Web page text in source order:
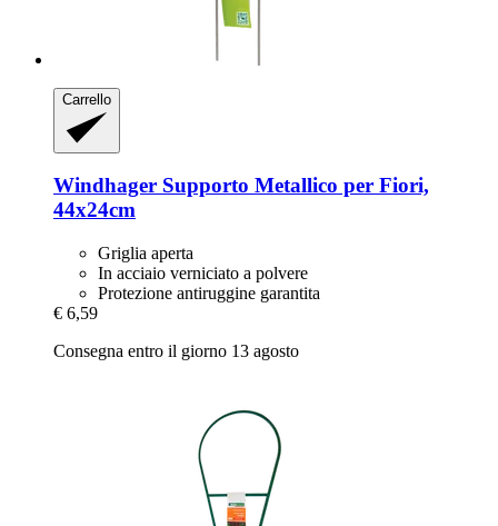
Carrello
Windhager Supporto Metallico per Fiori,
44x24cm
Griglia aperta
In acciaio verniciato a polvere
Protezione antiruggine garantita
€ 6,59
Consegna entro il giorno 13 agosto